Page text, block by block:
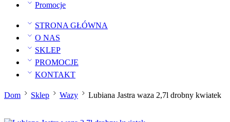
Promocje
STRONA GŁÓWNA
O NAS
SKLEP
PROMOCJE
KONTAKT
Dom Sklep Wazy Lubiana Jastra waza 2,7l drobny kwiatek